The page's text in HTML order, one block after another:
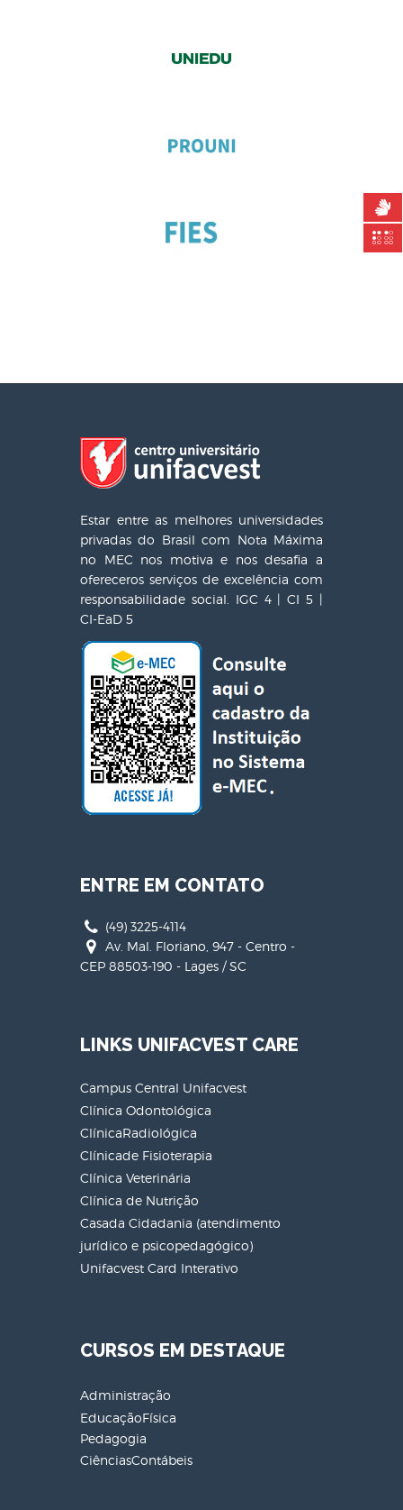
Estar entre as melhores universidades
privadas do Brasil com Nota Máxima
no MEC nos motiva e nos desafia a
ofereceros serviços de excelência com
responsabilidade social. IGC 4 | CI 5 |
CI-EaD 5
ENTRE EM CONTATO
(49) 3225-4114
Av. Mal. Floriano, 947 - Centro -
CEP 88503-190 - Lages / SC
LINKS UNIFACVEST CARE
Campus Central Unifacvest
Clínica Odontológica
ClínicaRadiológica
Clínicade Fisioterapia
Clínica Veterinária
Clínica de Nutrição
Casada Cidadania (atendimento
jurídico e psicopedagógico)
Unifacvest Card Interativo
CURSOS EM DESTAQUE
Administração
EducaçãoFísica
Pedagogia
CiênciasContábeis